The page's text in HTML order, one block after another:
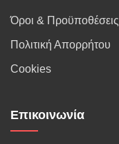
Όροι & Προϋποθέσεις
Πολιτική Απορρήτου
Cookies
Επικοινωνία